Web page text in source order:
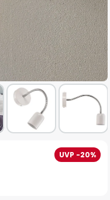
UVP -20%